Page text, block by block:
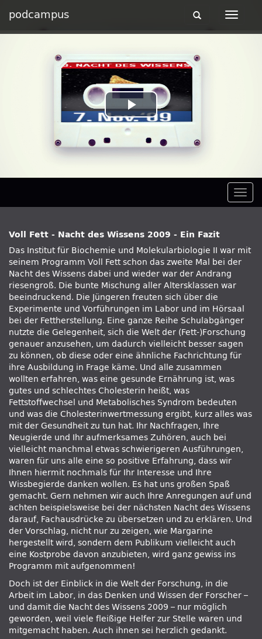
podcampus
Toggle
Toggle
Play
Video
Voll Fett - Nacht des Wissens 2009 - Ein Fazit
Das Institut für Biochemie und Molekularbiologie II war mit
seinem Programm Voll Fett schon das zweite Mal bei der
Nacht des Wissens dabei und wieder war der Andrang
riesengroß. Die bunte Mischung aller Altersklassen war
beeindruckend. Die Jüngeren freuten sich über die
Experimente und Vorführungen im Labor und im Hörsaal
bei der Fettherstellung. Eine ganze Reihe Schulabgänger
nutzte die Gelegenheit, sich die Welt der (Fett-)Forschung
genauer anzusehen, um dadurch vielleicht besser sagen
zu können, ob diese oder eine ähnliche Fachrichtung für
ihre Ausbildung in Frage käme. Und alle zusammen
wollten erfahren, was eine gesunde Ernährung ist, was
gutes und schlechtes Cholesterin heißt, was
Fettstoffwechsel und Metabolisches Syndrom bedeuten
und was die Cholesterinwertmessung ergibt, kurz alles was
mit der Gesundheit zu tun hat. Ihr Nachfragen, Ihre
Neugierde und Ihr aufmerksames Zuhören, auch bei
vielleicht manchmal etwas schwierigeren Ausführungen,
waren für uns alle eine so positive Erfahrung, dass wir
Ihnen hiermit nochmals für Ihr Interesse und Ihre
Wissbegierde danken wollen. Es hat uns großen Spaß
gemacht. Gern nehmen wir auch Ihre Anregungen auf und
achten beispielsweise bei der nächsten Nacht des Wissens
darauf, Fachausdrücke zu übersetzen und zu erklären. Und
der Vorschlag, nicht nur zu zeigen, wie Margarine
hergestellt wird, sondern dem Publikum vielleicht auch
eine Kostprobe davon anzubieten, wird ganz gewiss ins
Programm mit aufgenommen!
Doch ist der Einblick in die Welt der Forschung, in die
Arbeit im Labor, in das Denken und Wissen der Forscher –
und damit die Nacht des Wissens 2009 – nur möglich
geworden, weil viele fleißige Helfer zur Stelle waren und
mitgemacht haben. Auch ihnen sei herzlich gedankt.